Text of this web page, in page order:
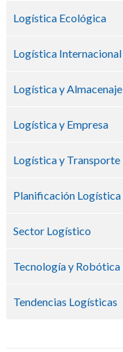
Logística Ecológica
Logística Internacional
Logística y Almacenaje
Logística y Empresa
Logística y Transporte
Planificación Logística
Sector Logístico
Tecnología y Robótica
Tendencias Logísticas